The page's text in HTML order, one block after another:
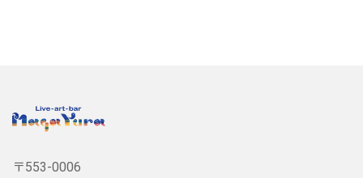
〒553-0006